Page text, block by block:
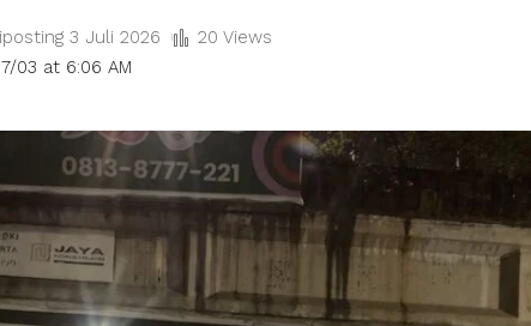
03 at 6:06 AM
3 Juli 2026 20 Views